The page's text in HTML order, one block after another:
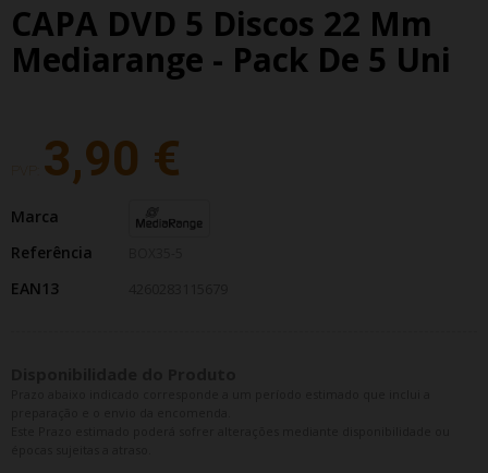
CAPA DVD 5 Discos 22 Mm
Mediarange - Pack De 5 Uni
3,90 €
Marca
Referência
EAN13